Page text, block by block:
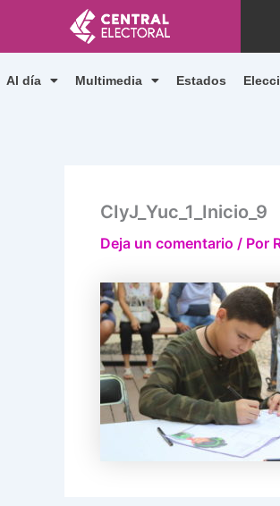
contenido
Al día Multimedia Estados
CIyJ_Yuc_1_Inicio_9
Deja un comentario / Por